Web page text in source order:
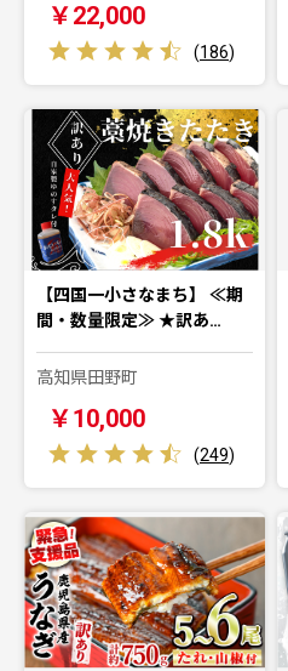
￥22,000
(186)
【四国一小さなまち】 ≪期
間・数量限定≫ ★訳あ…
高知県田野町
￥10,000
(249)